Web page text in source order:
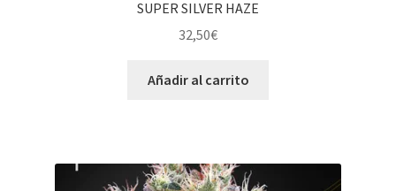
SUPER SILVER HAZE
32,50€
Añadir al carrito